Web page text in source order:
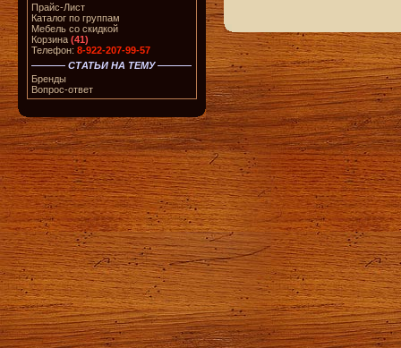
Прайс-Лист
Каталог по группам
Мебель со скидкой
Корзина (41)
Телефон: 8-922-207-99-57
СТАТЬИ НА ТЕМУ
Бренды
Вопрос-ответ